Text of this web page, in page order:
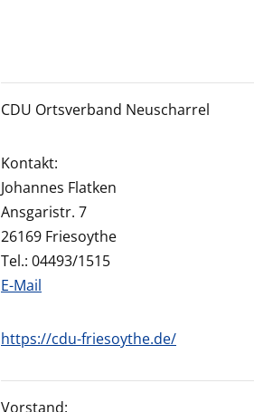
CDU Ortsverband Neuscharrel
Kontakt:
Johannes Flatken
Ansgaristr. 7
26169 Friesoythe
Tel.: 04493/1515
E-Mail
https://cdu-friesoythe.de/
Vorstand: